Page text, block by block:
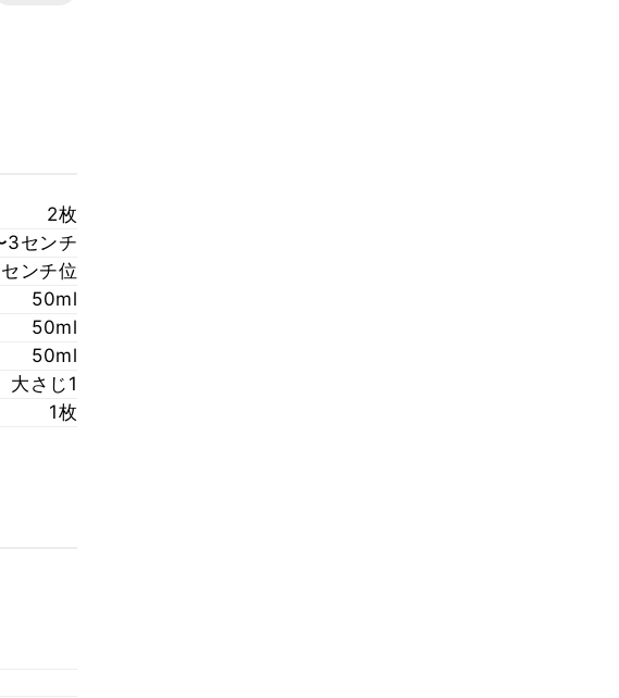
2枚
3センチ
ンチ位
50ml
50ml
50ml
大さじ1
1枚